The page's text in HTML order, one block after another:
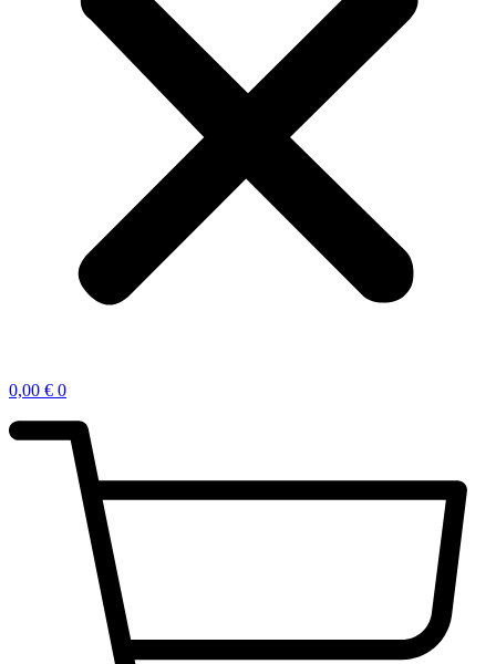
0,00 € 0